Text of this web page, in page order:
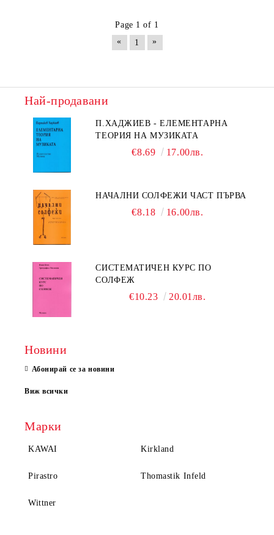
Page 1 of 1
«
1 »
Най-продавани
П.ХАДЖИЕВ - ЕЛЕМЕНТАРНА
ТЕОРИЯ НА МУЗИКАТА
€8.69 17.00лв.
НАЧАЛНИ СОЛФЕЖИ ЧАСТ ПЪРВА
€8.18 16.00лв.
СИСТЕМАТИЧЕН КУРС ПО
СОЛФЕЖ
€10.23 20.01лв.
Новини
Абонирай се за новини
Виж всички
Марки
KAWAI Kirkland
Pirastro Thomastik Infeld
Wittner